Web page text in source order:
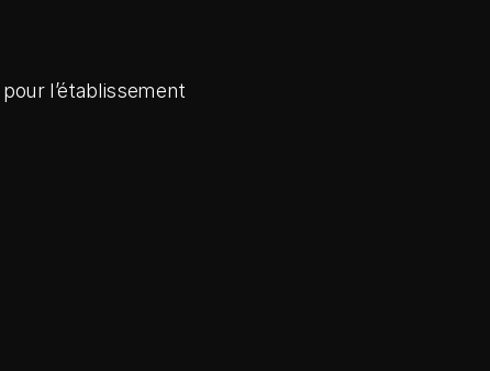
l’établissement